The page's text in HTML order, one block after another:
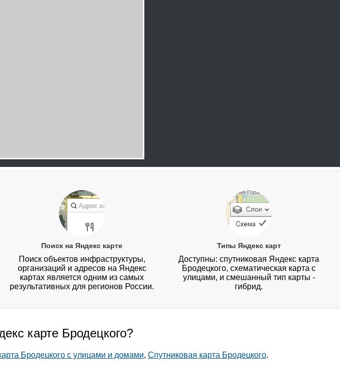
Поиск на Яндекс карте
Поиск объектов инфраструктуры,
организаций и адресов на Яндекс
картах является одним из самых
результативных для регионов России.
Типы Яндекс карт
Доступны: спутниковая Яндекс карта
Бродецкого, схематическая карта с
улицами, и смешанный тип карты -
гибрид.
карте Бродецкого?
Бродецкого с улицами и домами, Спутниковая карта Бродецкого.